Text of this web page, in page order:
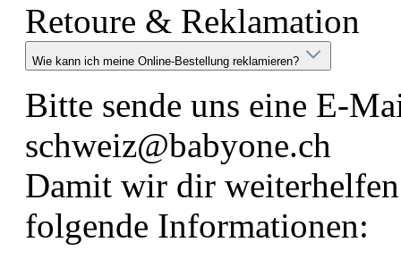
Retoure & Reklamation
Wie kann ich meine Online-Bestellung reklamieren?
Bitte sende uns eine E-
schweiz@babyone.ch
Damit wir dir
folgende Informationen: